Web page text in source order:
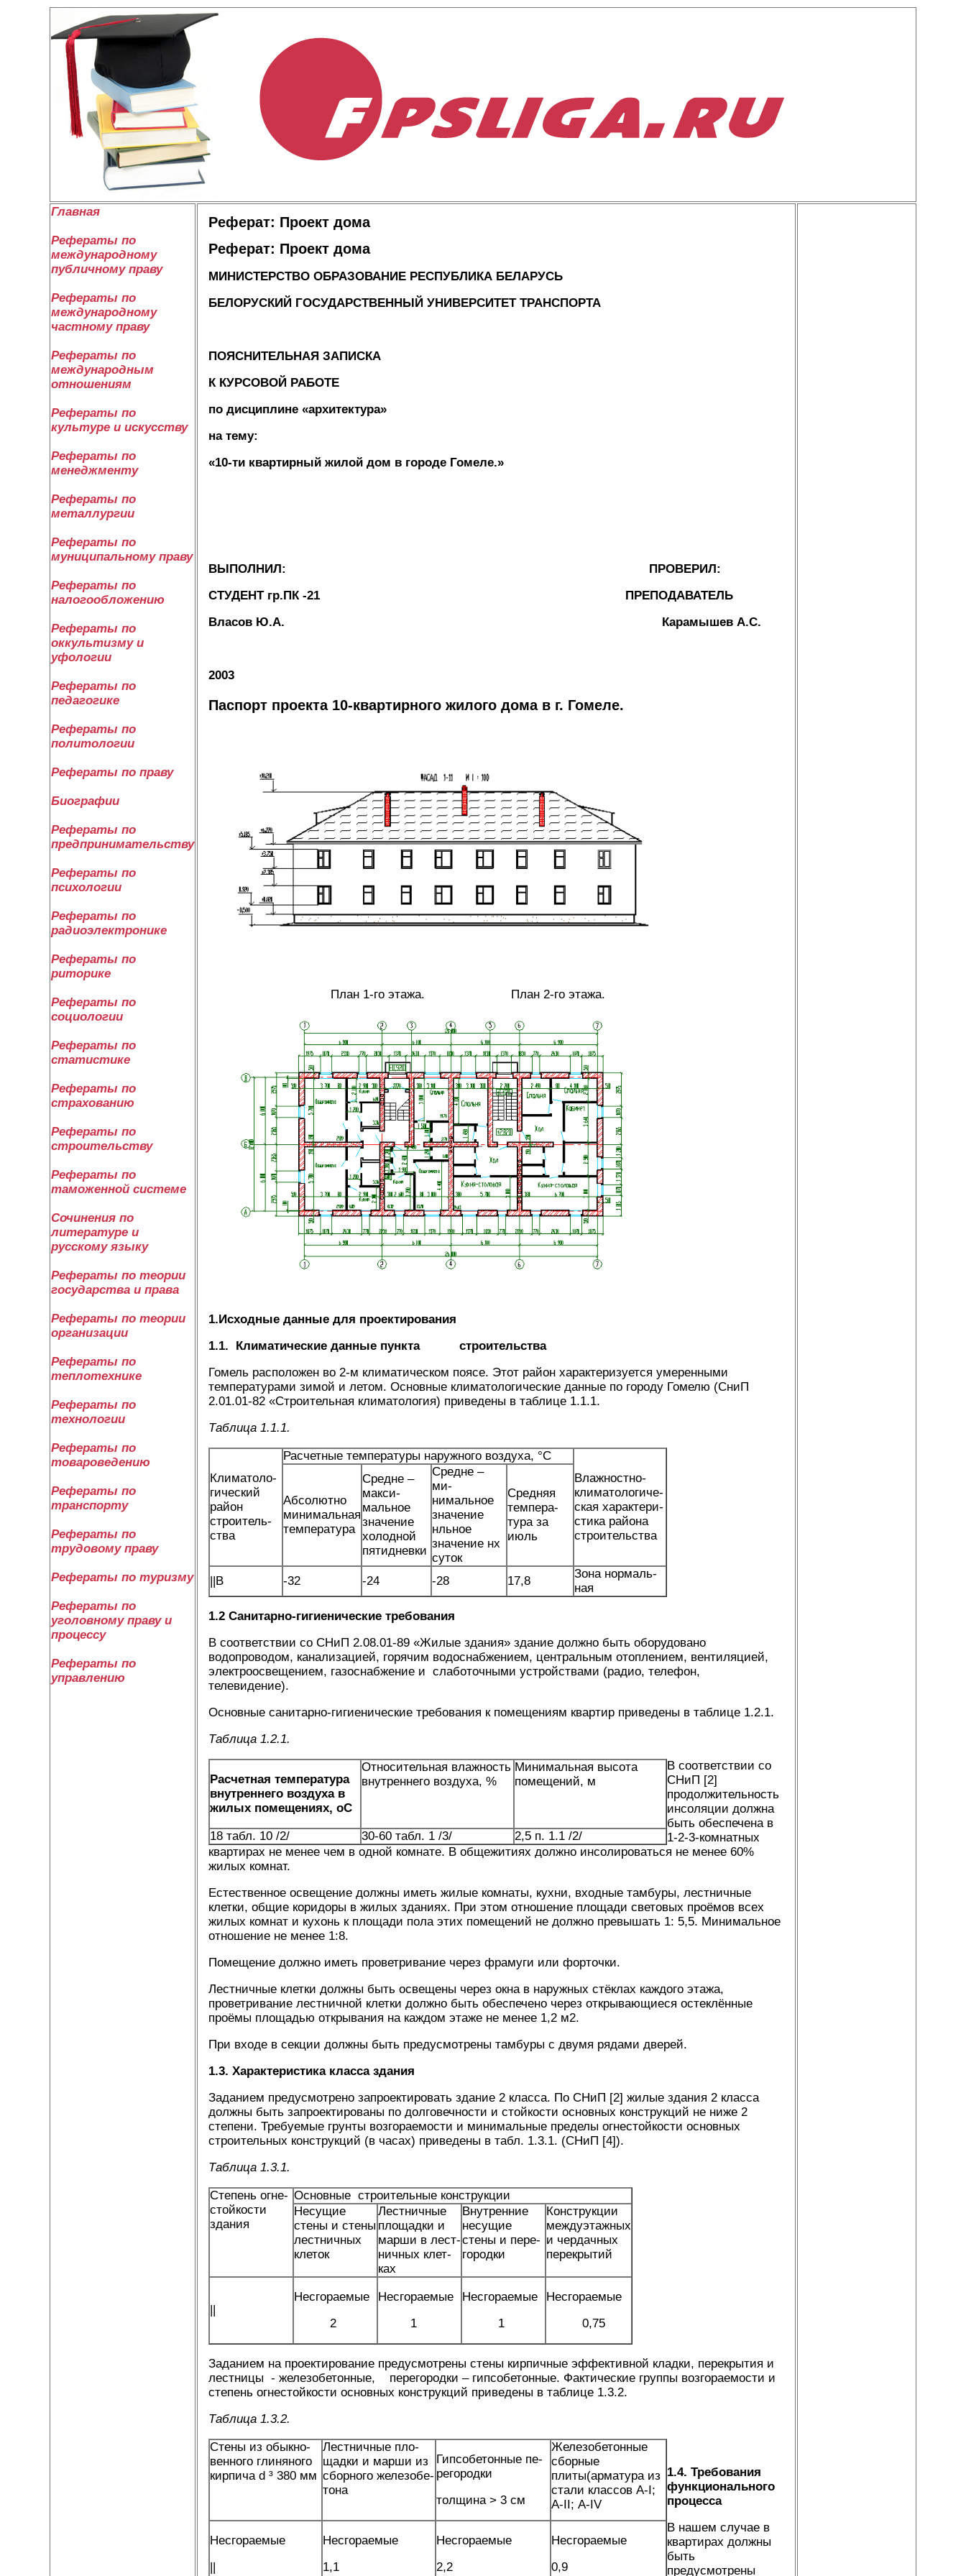
Главная
Рефераты по
международному
публичному праву
Рефераты по
международному
частному праву
Рефераты по
международным
отношениям
Рефераты по
культуре и искусству
Рефераты по
менеджменту
Рефераты по
металлургии
Рефераты по
муниципальному праву
Рефераты по
налогообложению
Рефераты по
оккультизму и
уфологии
Рефераты по
педагогике
Рефераты по
политологии
Рефераты по праву
Биографии
Рефераты по
предпринимательству
Рефераты по
психологии
Рефераты по
радиоэлектронике
Рефераты по
риторике
Рефераты по
социологии
Рефераты по
статистике
Рефераты по
страхованию
Рефераты по
строительству
Рефераты по
таможенной системе
Сочинения по
литературе и
русскому языку
Рефераты по теории
государства и права
Рефераты по теории
организации
Рефераты по
теплотехнике
Рефераты по
технологии
Рефераты по
товароведению
Рефераты по
транспорту
Рефераты по
трудовому праву
Рефераты по туризму
Рефераты по
уголовному праву и
процессу
Рефераты по
управлению
Реферат: Проект дома
Реферат: Проект дома
МИНИСТЕРСТВО ОБРАЗОВАНИЕ РЕСПУБЛИКА БЕЛАРУСЬ
БЕЛОРУСКИЙ ГОСУДАРСТВЕННЫЙ УНИВЕРСИТЕТ ТРАНСПОРТА
ПОЯСНИТЕЛЬНАЯ ЗАПИСКА
К КУРСОВОЙ РАБОТЕ
по дисциплине «архитектура»
на тему:
«10-ти квартирный жилой дом в городе Гомеле.»
ВЫПОЛНИЛ: ПРОВЕРИЛ:
СТУДЕНТ гр.ПК -21 ПРЕПОДАВАТЕЛЬ
Власов Ю.А. Карамышев А.С.
2003
Паспорт проекта 10-квартирного жилого дома в г. Гомеле.
План 1-го этажа. План 2-го этажа.
1.Исходные данные для проектирова­ния
1.1. Климатические данные пункта строительства
Гомель расположен во 2-м климатическом поясе. Этот район характеризуется умеренными
температурами зимой и летом. Ос­новные климатологические данные по городу Гомелю (СниП
2.01.01-82 «Строитель­ная климатология) приведены в таблице 1.1.1.
Таблица 1.1.1.
Климатоло­
гический
район
строитель­
ства
Расчетные температуры наружного воздуха, °С
Влажностно-
климатологиче­
ская характери­
стика района
строительства
Абсолютно
минимальная
температура
Средне –
макси­
мальное
значение
холодной
пятидневки
Средне –
ми­
нимальное
значение
нльное
значение нх
суток
Средняя
темпера­
тура за
июль
||В -32 -24 -28 17,8
Зона нормаль­
ная
1.2 Санитарно-гигиенические требования
В соответствии со СНиП 2.08.01-89 «Жилые здания» здание должно быть оборудовано
водопроводом, канализацией, горячим водоснабжением, центральным отоплением, вентиляцией,
электроосвещением, газоснабжение и слаботочными устройствами (радио, телефон,
телевидение).
Основные санитарно-гигиенические требования к помещениям квартир приведены в таблице 1.2.1.
Таблица 1.2.1.
Расчетная температура
внутреннего воздуха в
жи­лых помещениях, оC
Относительная влаж­ность
внутреннего воз­духа, %
Минимальная высота
помещений, м
18 табл. 10 /2/ 30-60 табл. 1 /3/ 2,5 п. 1.1 /2/
В соответствии со
СНиП [2]
продолжительность
инсоляции должна
быть обеспечена в
1-2-3-комнатных
квартирах не менее чем в одной ком­нате. В общежитиях должно инсолироваться не менее 60%
жилых комнат.
Естественное освещение должны иметь жилые комнаты, кухни, вход­ные тамбуры, лестничные
клетки, общие коридоры в жилых зданиях. При этом отношение площади световых проёмов всех
жилых комнат и кухонь к площади пола этих помещений не должно превышать 1: 5,5. Минимальное
отношение не менее 1:8.
Помещение должно иметь проветривание через фрамуги или форточки.
Лестничные клетки должны быть освещены через окна в наружных стёклах каждого этажа,
проветривание лестничной клетки должно быть обеспечено через открывающиеся остеклённые
проёмы площадью откры­ва­ния на каждом этаже не менее 1,2 м2.
При входе в секции должны быть предусмотрены тамбуры с двумя ря­дами дверей.
1.3. Характеристика класса здания
Заданием предусмотрено запроектировать здание 2 класса. По СНиП [2] жилые здания 2 класса
должны быть запроектированы по долговечности и стойкости основных конструкций не ниже 2
степени. Требуемые грунты возгораемости и минимальные пределы огнестойкости основных
строительных конструкций (в часах) приведены в табл. 1.3.1. (СНиП [4]).
Таблица 1.3.1.
Степень огне­
стойкости
здания
Основные строительные конструкции
Несущие
стены и стены
лестничных
клеток
Лестничные
площадки и
марши в лест­
ничных клет­
ках
Внутренние
несущие
стены и пере­
городки
Конструкции
междуэтажных
и чердачных
перекрытий
||
Несгораемые
2
Несгораемые
1
Несгораемые
1
Несгораемые
0,75
Заданием на проектирование предусмотрены стены кирпичные эффективной кладки, перекрытия и
лестницы - железобетонные, перегородки – гипсобетонные. Фактические группы возгораемости и
степень огнестойкости основных конструкций приведены в таблице 1.3.2.
Таблица 1.3.2.
Стены из обыкно­
венного глиняного
кирпича d ³ 380 мм
Лестничные пло­
щадки и марши из
сборного железобе­
тона
Гипсобетонные пе­
регородки
толщина > 3 см
Железобетонные
сборные
плиты(арматура из
стали классов А-I;
А-II; А-IV
Несгораемые
||
Несгораемые
1,1
Несгораемые
2,2
Несгораемые
0,9
1.4. Требования
функционального
процесса
В нашем случае в
квартирах должны
быть
предусмотрены